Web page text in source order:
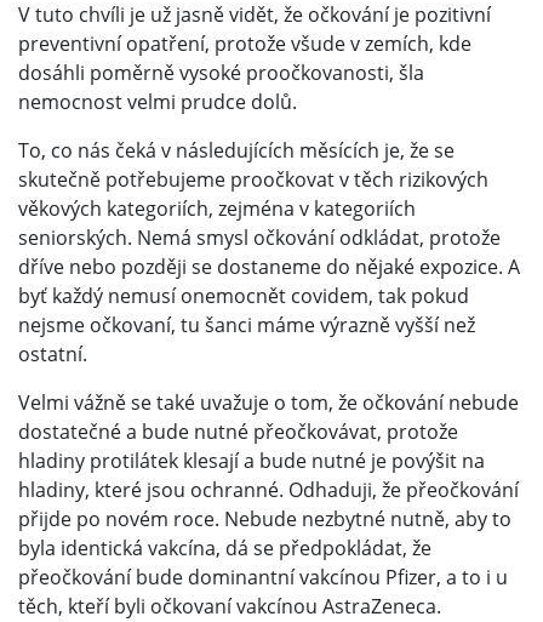
V tuto chvíli je už jasně vidět, že očkování je pozitivní
preventivní opatření, protože všude v zemích, kde
dosáhli poměrně vysoké proočkovanosti, šla
nemocnost velmi prudce dolů.
To, co nás čeká v následujících měsících je, že se
skutečně potřebujeme proočkovat v těch rizikových
věkových kategoriích, zejména v kategoriích
seniorských. Nemá smysl očkování odkládat, protože
dříve nebo později se dostaneme do nějaké expozice. A
byť každý nemusí onemocnět covidem, tak pokud
nejsme očkovaní, tu šanci máme výrazně vyšší než
ostatní.
Velmi vážně se také uvažuje o tom, že očkování nebude
dostatečné a bude nutné přeočkovávat, protože
hladiny protilátek klesají a bude nutné je povýšit na
hladiny, které jsou ochranné. Odhaduji, že přeočkování
přijde po novém roce. Nebude nezbytné nutně, aby to
byla identická vakcína, dá se předpokládat, že
přeočkování bude dominantní vakcínou Pfizer, a to i u
těch, kteří byli očkovaní vakcínou AstraZeneca.